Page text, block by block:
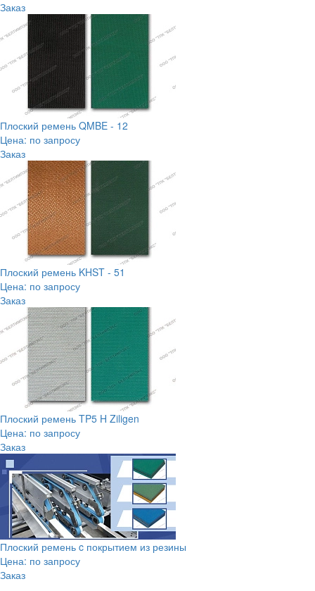
Заказ
Плоский ремень QMBE - 12
Цена: по запросу
Заказ
Плоский ремень KHST - 51
Цена: по запросу
Заказ
Плоский ремень TP5 H Ziligen
Цена: по запросу
Заказ
Плоский ремень c покрытием из резины
Цена: по запросу
Заказ